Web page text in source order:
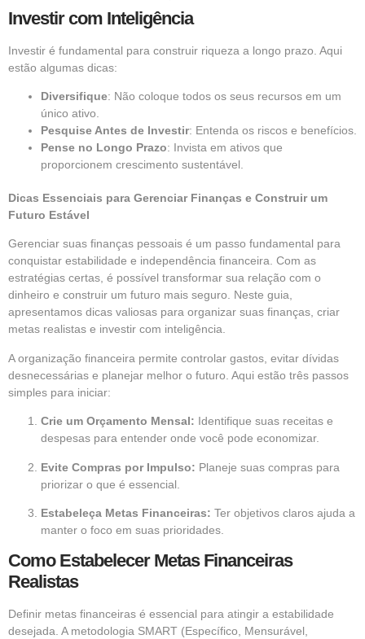
Investir com Inteligência
Investir é fundamental para construir riqueza a longo prazo. Aqui
estão algumas dicas:
Diversifique: Não coloque todos os seus recursos em um
único ativo.
Pesquise Antes de Investir: Entenda os riscos e benefícios.
Pense no Longo Prazo: Invista em ativos que
proporcionem crescimento sustentável.
Dicas Essenciais para Gerenciar Finanças e Construir um
Futuro Estável
Gerenciar suas finanças pessoais é um passo fundamental para
conquistar estabilidade e independência financeira. Com as
estratégias certas, é possível transformar sua relação com o
dinheiro e construir um futuro mais seguro. Neste guia,
apresentamos dicas valiosas para organizar suas finanças, criar
metas realistas e investir com inteligência.
A organização financeira permite controlar gastos, evitar dívidas
desnecessárias e planejar melhor o futuro. Aqui estão três passos
simples para iniciar:
Crie um Orçamento Mensal: Identifique suas receitas e
despesas para entender onde você pode economizar.
Evite Compras por Impulso: Planeje suas compras para
priorizar o que é essencial.
Estabeleça Metas Financeiras: Ter objetivos claros ajuda a
manter o foco em suas prioridades.
Como Estabelecer Metas Financeiras
Realistas
Definir metas financeiras é essencial para atingir a estabilidade
desejada. A metodologia SMART (Específico, Mensurável,